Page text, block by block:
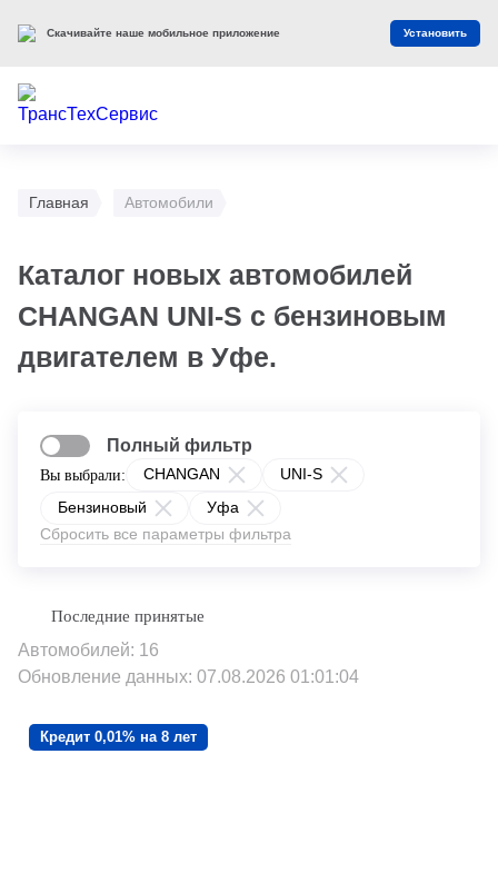
Главная Автомобили
Каталог новых автомобилей
CHANGAN UNI-S с бензиновым
двигателем в Уфе.
Вы выбрали: CHANGAN
UNI-S
Бензиновый
Уфа
Сбросить все параметры фильтра
Полный фильтр
Автомобилей: 16
Обновление данных: 07.08.2026 01:01:04
Кредит 0,01% на 8 лет
Скачивайте наше мобильное приложение Установить